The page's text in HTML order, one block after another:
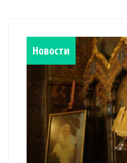
Новости